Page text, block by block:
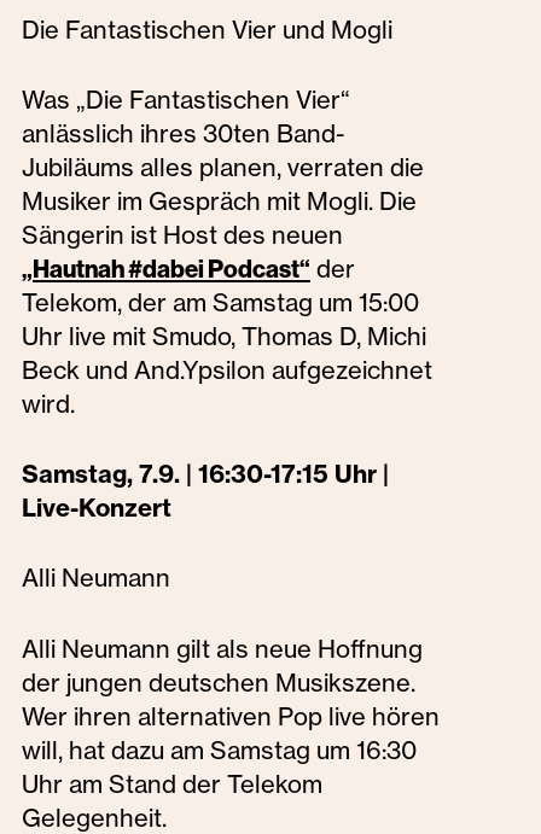
Die Fantastischen Vier und Mogli
Was „Die Fantastischen Vier“
anlässlich ihres 30ten Band-
Jubiläums alles planen, verraten die
Musiker im Gespräch mit Mogli. Die
Sängerin ist Host des neuen
„Hautnah #dabei Podcast“ der
Telekom, der am Samstag um 15:00
Uhr live mit Smudo, Thomas D, Michi
Beck und And.Ypsilon aufgezeichnet
wird.
Samstag, 7.9. | 16:30-17:15 Uhr |
Live-Konzert
Alli Neumann
Alli Neumann gilt als neue Hoffnung
der jungen deutschen Musikszene.
Wer ihren alternativen Pop live hören
will, hat dazu am Samstag um 16:30
Uhr am Stand der Telekom
Gelegenheit.